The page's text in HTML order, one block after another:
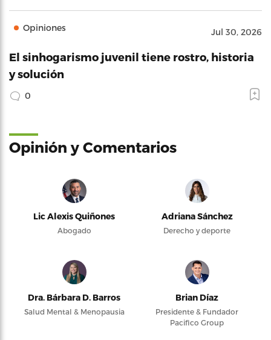
Opiniones Jul 30, 2026
El sinhogarismo juvenil tiene rostro, historia
y solución
0
Opinión y Comentarios
Lic Alexis Quiñones
Abogado
Adriana Sánchez
Derecho y deporte
Dra. Bárbara D. Barros
Salud Mental & Menopausia
Brian Díaz
Presidente & Fundador
Pacifico Group